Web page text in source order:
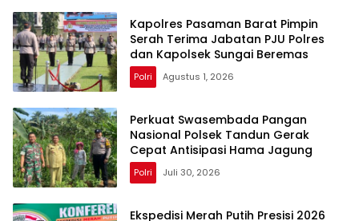
Kapolres Pasaman Barat Pimpin
Serah Terima Jabatan PJU Polres
dan Kapolsek Sungai Beremas
Polri Agustus 1, 2026
Perkuat Swasembada Pangan
Nasional Polsek Tandun Gerak
Cepat Antisipasi Hama Jagung
Polri Juli 30, 2026
Ekspedisi Merah Putih Presisi 2026